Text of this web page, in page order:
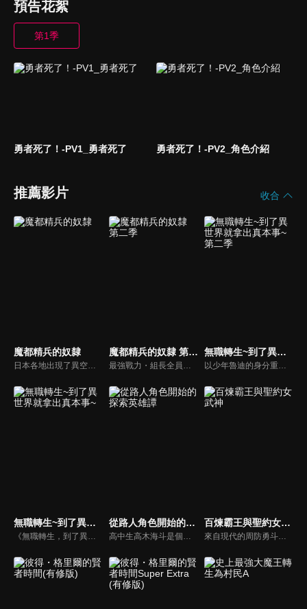
預告花絮
第1季
勇者死了！-PV1_勇者死了 勇者死了！-PV2_角色介紹
推薦影片 收合
魔都精兵的奴隸
日本各地出現了異空間「魔都」—— 由於只有女性能從魔都的「桃」得到特異的能力，因此便由女兵組成了「魔防隊」。某一天，過著抑鬱生活的男高中生和倉優希不小心闖進了突發性產生的魔都入口，在那裡，遇到了「魔防隊」第七組的美麗隊長—— 羽前京香，而她竟向優希宣言：「我要你當我的奴隸。」「被飼養的少年」的奇幻戰鬥故事，在此揭開序幕！
魔都精兵的奴隸 第二季
最強戰力・組長全員集結。尋求著能大顯身手的舞台的男高中生・和倉優希因為魔防隊第七組組長・羽前京香的能力，使他身為「奴隸」的力量覺醒，並成功討伐了京香故鄉的仇敵・一根角，實現了復仇的宿願。然而在檯面下，全新的威脅《八雷神》已經開始在魔都展開行動。於是優希和京香前往參加全體組長齊聚一堂的「組長會議」。魔防隊透過聯合訓練累積起了實力，而優希也開始展現出嶄新的可能性及顯著的成長。另一方面，八雷神的其中一人在現世現身了──。一場「被飼養的少年」所展開的奇幻戰鬥故事，第２章在此展開！
無職轉生~到了異世界就拿出真本事~ 第二季
以少年魯迪的身分重獲新生的男人，帶著前世的記憶與後悔，勇於面對所有邂逅與考驗，描述了他以「這次絕對要拿出真本事活下去」的姿態展開宏大冒險的史詩奇幻故事！2021年播放TV動畫第一季之後，宏大的故事及超高動畫品質引爆話題，不只是原作讀者，也吸引了許多動畫粉絲。2023年7月起，第2季即將開播！
無職轉生~到了異世界就拿出真本事~ 從路人角色開始的探索英雄譚 百煉霸王與聖約女武神
來自現代的周防勇斗誤闖了戰亂中的黎明世界「攸格多拉西爾」。這是一個弱肉強食的世界，許多氏族彼此爭奪霸權，而勇斗則以現代知識為武器，僅僅十六歲便登上統領千軍萬馬的宗主之位！在異世界裡稱王的少年，以及與其締結誓盃契約、宣誓忠誠不二之心的美麗女武神們所交織出的痛快無雙幻想戰記。